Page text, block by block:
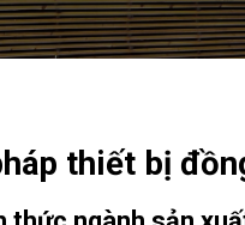
thiết bị